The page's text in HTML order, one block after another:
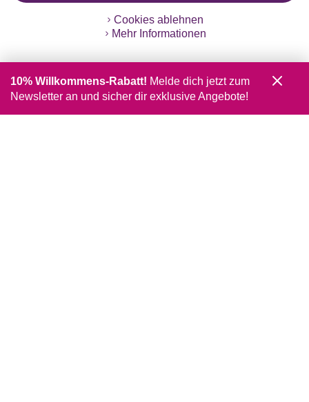
Cookies ablehnen
Mehr Informationen
10% Willkommens-Rabatt! Melde dich jetzt zum
Newsletter an und sicher dir exklusive Angebote!